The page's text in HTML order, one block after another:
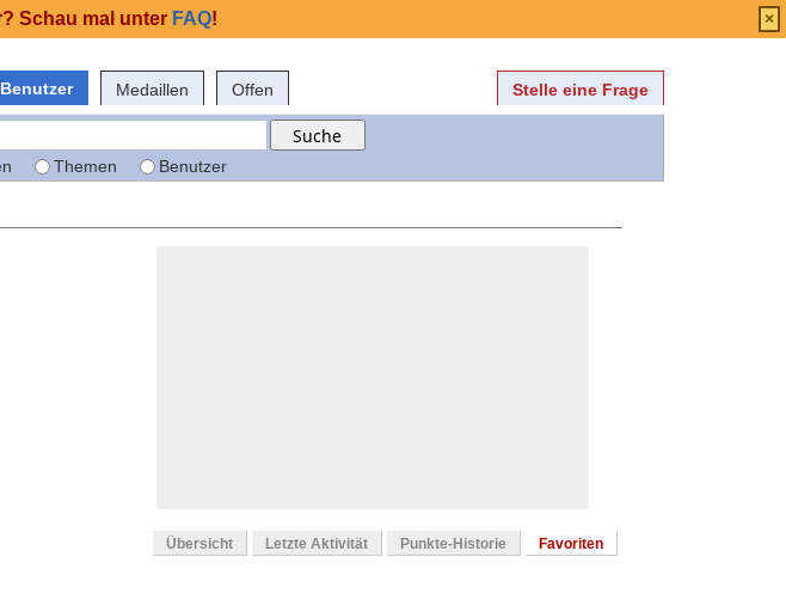
Benutzer Medaillen Offen Stelle eine Frage
Themen Benutzer
Übersicht Letzte Aktivität Punkte-Historie
Favoriten
Schau mal unter FAQ! ×